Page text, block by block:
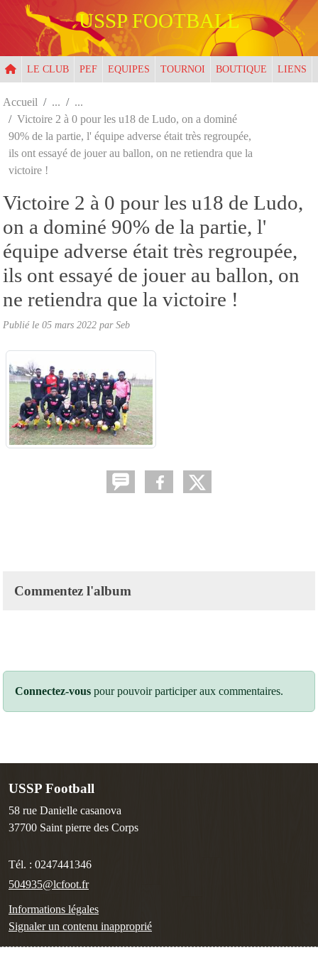
USSP FOOTBALL
LE CLUB PEF EQUIPES TOURNOI BOUTIQUE LIENS
Accueil
Victoire 2 à 0 pour les u18 de Ludo, on a dominé
90% de la partie, l' équipe adverse était très regroupée,
ils ont essayé de jouer au ballon, on ne retiendra que la
victoire !
Victoire 2 à 0 pour les u18 de Ludo,
on a dominé 90% de la partie, l'
équipe adverse était très regroupée,
ils ont essayé de jouer au ballon, on
ne retiendra que la victoire !
Publié le 05 mars 2022 parSeb
Commentez l'album
Connectez-vous pour pouvoir participer aux commentaires.
USSP Football
58 rue Danielle casanova
37700 Saint pierre des Corps
Tél. : 0247441346
504935@lcfoot.fr
Informations légales
Signaler un contenu inapproprié
Panneau de gestion des cookies